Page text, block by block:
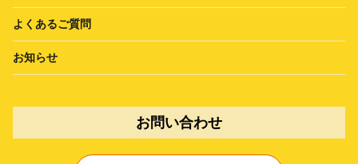
よくあるご質問
お知らせ
お問い合わせ